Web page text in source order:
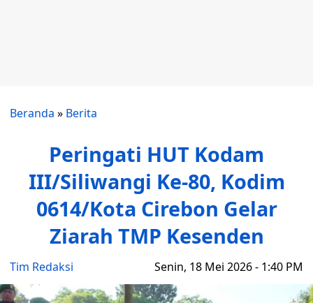
Beranda » Berita
Peringati HUT Kodam
III/Siliwangi Ke-80, Kodim
0614/Kota Cirebon Gelar
Ziarah TMP Kesenden
Tim Redaksi Senin, 18 Mei 2026 - 1:40 PM